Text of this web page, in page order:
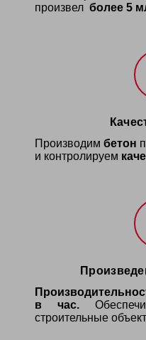
произвел более 5
Производим бетон
и контролируем
в час.
строительные